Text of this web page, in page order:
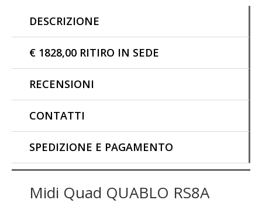
DESCRIZIONE
€ 1828,00 RITIRO IN SEDE
RECENSIONI
CONTATTI
SPEDIZIONE E PAGAMENTO
Midi Quad QUABLO RS8A